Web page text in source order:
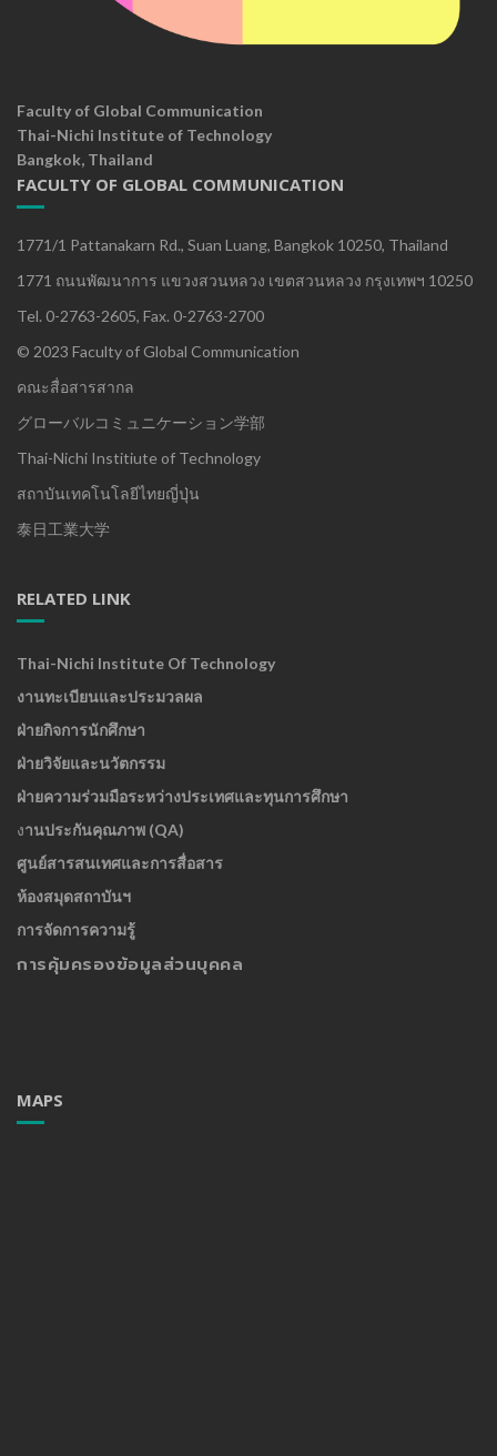
Faculty of Global Communication
Thai-Nichi Institute of Technology
Bangkok, Thailand
FACULTY OF GLOBAL COMMUNICATION
1771/1 Pattanakarn Rd., Suan Luang, Bangkok 10250, Thailand
1771 ถนนพัฒนาการ แขวงสวนหลวง เขตสวนหลวง กรุงเทพฯ 10250
Tel. 0-2763-2605, Fax. 0-2763-2700
© 2023 Faculty of Global Communication
คณะสื่อสารสากล
グローバルコミュニケーション学部
Thai-Nichi Institiute of Technology
สถาบันเทคโนโลยีไทยญี่ปุ่น
泰日工業大学
RELATED LINK
Thai-Nichi Institute Of Technology
งานทะเบียนและประมวลผล
ฝ่ายกิจการนักศึกษา
ฝ่ายวิจัยและนวัตกรรม
ฝ่ายความร่วมมือระหว่างประเทศและทุนการศึกษา
งานประกันคุณภาพ (QA)
ศูนย์สารสนเทศและการสื่อสาร
ห้องสมุดสถาบันฯ
การจัดการความรู้
การคุ้มครองข้อมูลส่วนบุคคล
MAPS